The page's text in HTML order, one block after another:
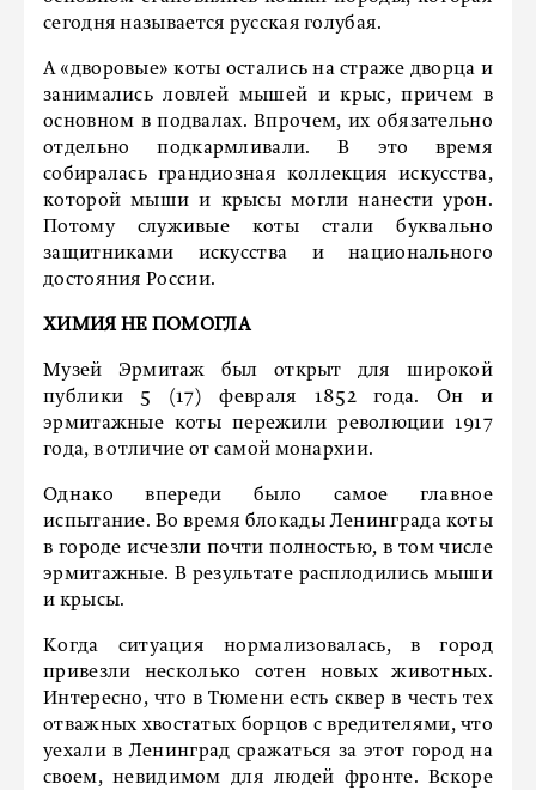
сегодня называется русская голубая.
А «дворовые» коты остались на страже дворца и
занимались ловлей мышей и крыс, причем в
основном в подвалах. Впрочем, их обязательно
отдельно подкармливали. В это время
собиралась грандиозная коллекция искусства,
которой мыши и крысы могли нанести урон.
Потому служивые коты стали буквально
защитниками искусства и национального
достояния России.
ХИМИЯ НЕ ПОМОГЛА
Музей Эрмитаж был открыт для широкой
публики 5 (17) февраля 1852 года. Он и
эрмитажные коты пережили революции 1917
года, в отличие от самой монархии.
Однако впереди было самое главное
испытание. Во время блокады Ленинграда коты
в городе исчезли почти полностью, в том числе
эрмитажные. В результате расплодились мыши
и крысы.
Когда ситуация нормализовалась, в город
привезли несколько сотен новых животных.
Интересно, что в Тюмени есть сквер в честь тех
отважных хвостатых борцов с вредителями, что
уехали в Ленинград сражаться за этот город на
своем, невидимом для людей фронте. Вскоре